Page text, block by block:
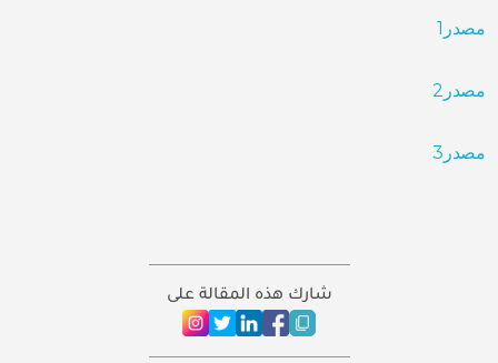
مصدر1
مصدر2
مصدر3
شارك هذه المقالة على